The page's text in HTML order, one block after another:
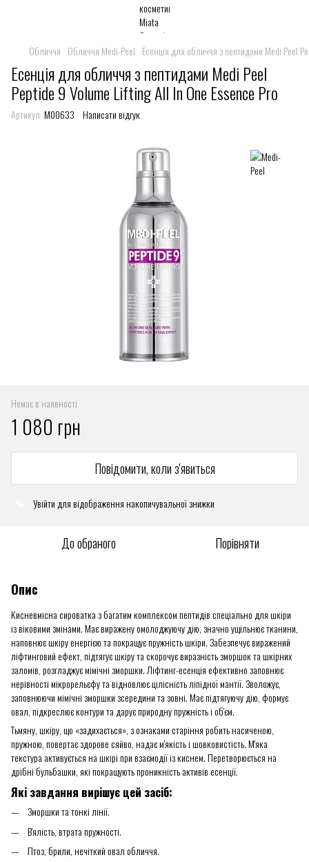
Обличчя Обличчя Medi-Peel Есенція для обличчя з пептидами Medi Peel
Есенція для обличчя з пептидами Medi Peel
Peptide 9 Volume Lifting All In One Essence Pro
Артикул:M00633 Написати відгук
Немає в наявності
1 080 грн
Повідомити, коли з'явиться
Увійти для відображення накопичувальної знижки
До обраного Порівняти
Опис
Кисневмісна сироватка з багатим комплексом пептидів спеціально для шкіри
із віковими змінами. Має виражену омолоджуючу дію, значно ущільнює тканини,
наповнює шкіру енергією та покращує пружність шкіри. Забезпечує виражений
ліфтинговий ефект, підтягує шкіру та скорочує виразність зморшок та шкірних
заломів, розгладжує мімічні зморшки. Ліфтинг-есенція ефективно заповнює
нерівності мікрорельєфу та відновлює цілісність ліпідної мантії. Зволожує,
заповнюючи мімічні зморшки зсередини та зовні. Має підтягуючу дію, формує
овал, підкреслює контури та дарує природну пружність і об'єм.
Тьмяну, шкіру, що «задихається», з ознаками старіння робить насиченою,
пружною, повертає здорове сяйво, надає м'якість і шовковистість. М'яка
текстура активується на шкірі при взаємодії із киснем. Перетворюється на
дрібні бульбашки, які покращують проникність активів есенції.
Які завдання вирішує цей засіб:
Зморшки та тонкі лінії.
В'ялість, втрата пружності.
Птоз, брили, нечіткий овал обличчя.